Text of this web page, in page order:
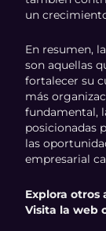
un
En resumen,
son aquellas
fortalecer su
más
fundamental,
posicionadas
las
empresarial
Explora
Visita la web